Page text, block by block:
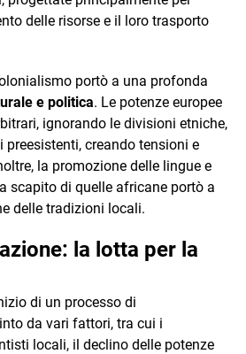
delle risorse e il loro trasporto
portò a una profonda
e politica. Le potenze europee
ignorando le divisioni etniche,
creando tensioni e
la promozione delle lingue e
scapito di quelle africane portò a
delle tradizioni locali.
la lotta per la
di un processo di
da vari fattori, tra cui i
locali, il declino delle potenze